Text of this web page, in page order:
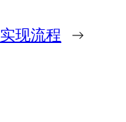
现流程 →